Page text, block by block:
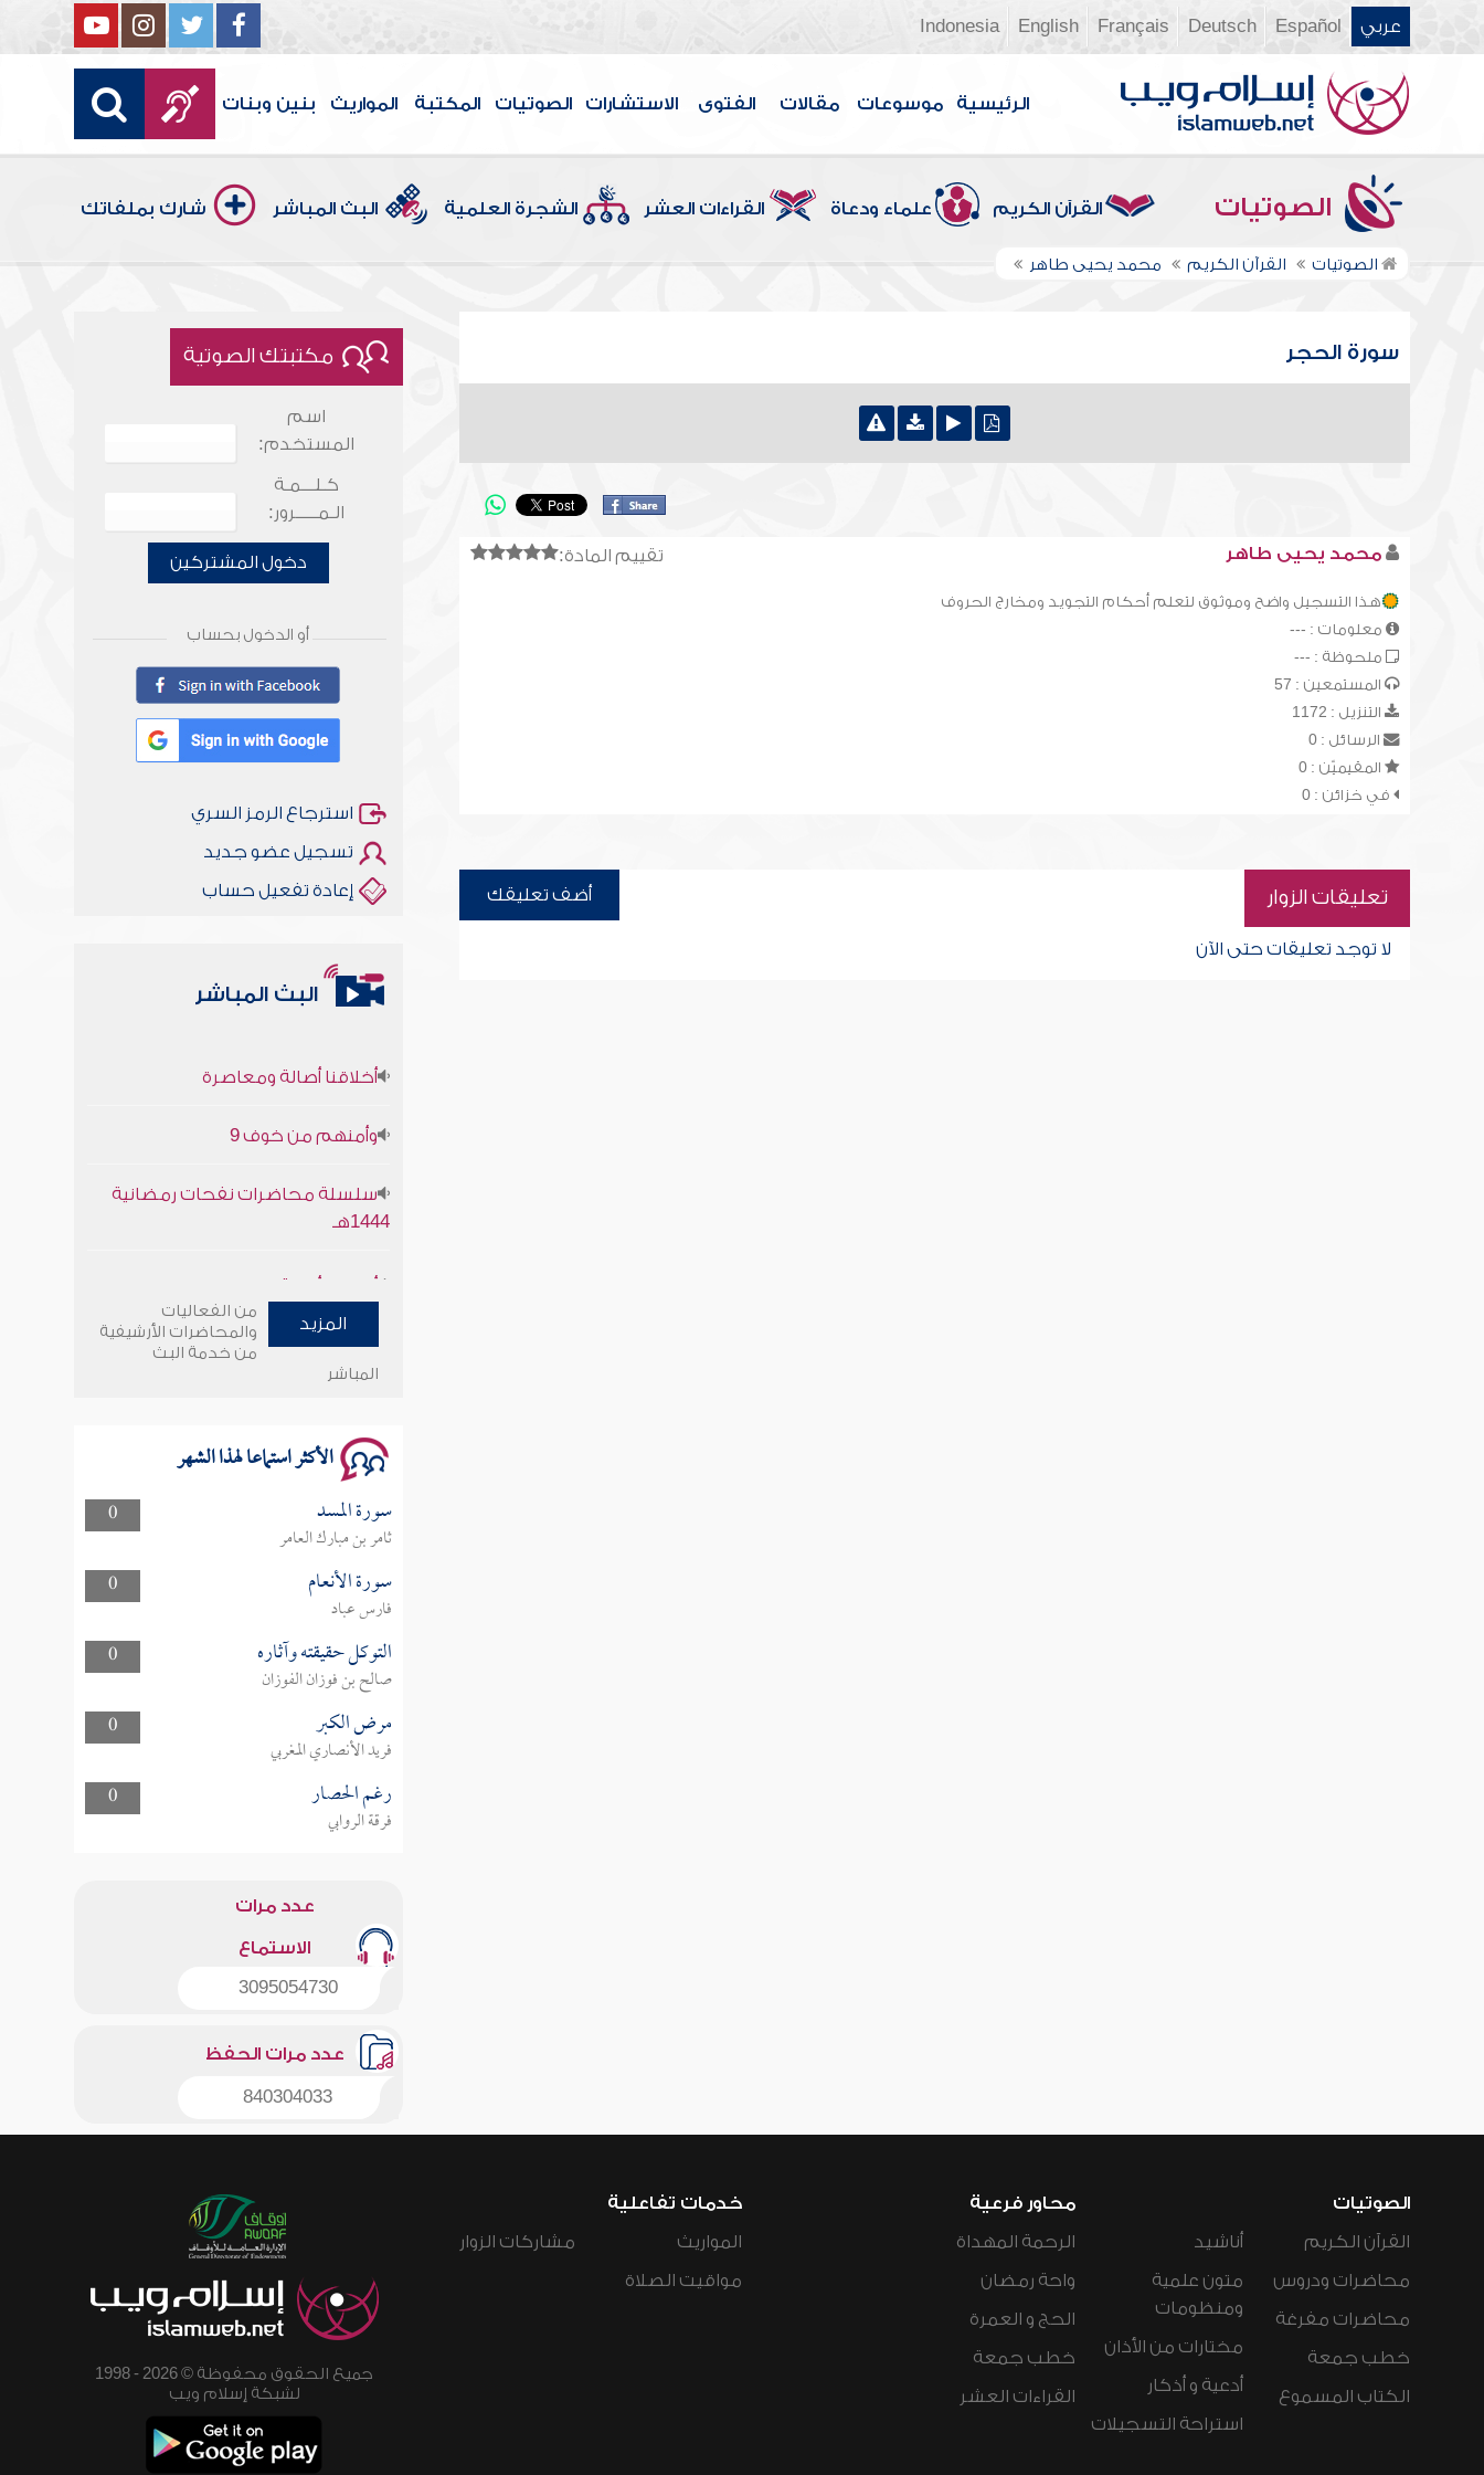
عربي Español
Deutsch
Français
English
Indonesia
الرئيسية موسوعات مقالات الفتوى الاستشارات الصوتيات المكتبة المواريث بنين وبنات
الصوتيات القرآن الكريم علماء ودعاة القراءات العشر الشجرة العلمية البث المباشر شارك بملفاتك
الصوتيات القرآن الكريم محمد يحيى طاهر
سورة الحجر
تقييم المادة: محمد يحيى طاهر
هذا التسجيل واضح وموثوق لتعلم أحكام التجويد ومخارج الحروف
معلومات : ---
ملحوظة : ---
المستمعين : 57
التنزيل : 1172
الرسائل : 0
المقيميّن : 0
في خزائن : 0
تعليقات الزوار أضف تعليقك
لا توجد تعليقات حتى الآن
مكتبتك الصوتية
اسم
المستخدم:
كـلـــمـة
الـمـــــرور:
دخول المشتركين
أو الدخول بحساب
استرجاع الرمز السري
تسجيل عضو جديد
إعادة تفعيل حساب
البث المباشر
1444هـ
وأمنهم من خوف 9
سلسلة محاضرات نفحات رمضانية
المزيد
من الفعاليات
والمحاضرات الأرشيفية
من خدمة البث
المباشر
الأكثر استماعا لهذا الشهر
0 سورة المسد
ثامر بن مبارك العامر
0
سورة الأنعام
فارس عباد
0
التوكل حقيقته وآثاره
صالح بن فوزان الفوزان
0
مرض الكبر
فريد الأنصاري المغربي
0
رغم الحصار
فرقة الروابي
عدد مرات
الاستماع
3095054730
عدد مرات الحفظ
840304033
الصوتيات
القرآن الكريم
محاضرات ودروس
محاضرات مفرغة
خطب جمعة
الكتاب المسموع
أناشيد
متون علمية
ومنظومات
مختارات من الأذان
أدعية و أذكار
استراحة التسجيلات
محاور فرعية
الرحمة المهداة
واحة رمضان
الحج و العمرة
خطب جمعة
القراءات العشر
خدمات تفاعلية
المواريث
مواقيت الصلاة
مشاركات الزوار
جميع الحقوق محفوظة © 2026 - 1998
لشبكة إسلام ويب